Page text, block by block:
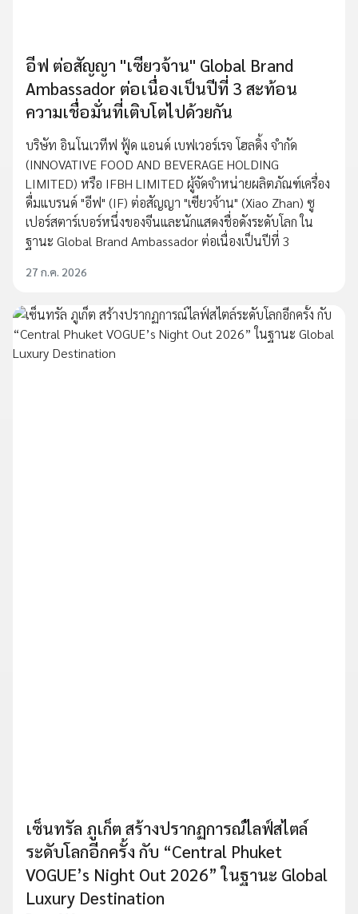
อีฟ ต่อสัญญา "เซียวจ้าน" Global Brand
Ambassador ต่อเนื่องเป็นปีที่ 3 สะท้อน
ความเชื่อมั่นที่เติบโตไปด้วยกัน
บริษัท อินโนเวทีฟ ฟู้ด แอนด์ เบฟเวอร์เรจ โฮลดิ้ง จำกัด
(INNOVATIVE FOOD AND BEVERAGE HOLDING
LIMITED) หรือ IFBH LIMITED ผู้จัดจำหน่ายผลิตภัณฑ์เครื่อง
ดื่มแบรนด์ "อีฟ" (IF) ต่อสัญญา "เซียวจ้าน" (Xiao Zhan) ซู
เปอร์สตาร์เบอร์หนึ่งของจีนและนักแสดงชื่อดังระดับโลก ใน
ฐานะ Global Brand Ambassador ต่อเนื่องเป็นปีที่ 3
27 ก.ค. 2026
เซ็นทรัล ภูเก็ต สร้างปรากฏการณ์ไลฟ์สไตล์
ระดับโลกอีกครั้ง กับ “Central Phuket
VOGUE’s Night Out 2026” ในฐานะ Global
Luxury Destination